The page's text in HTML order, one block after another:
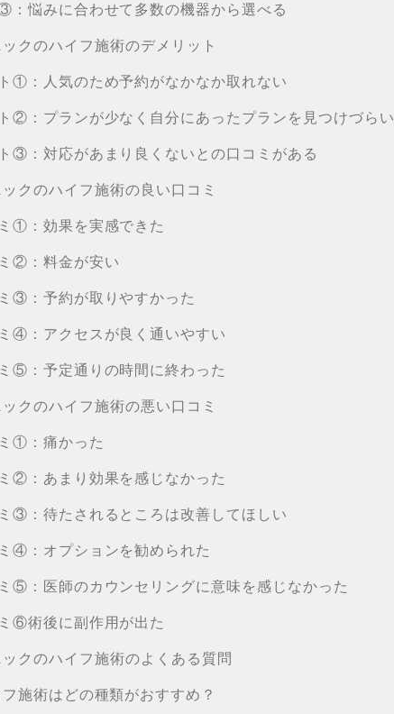
：悩みに合わせて多数の機器から選べる
クのハイフ施術のデメリット
①：人気のため予約がなかなか取れない
②：プランが少なく自分にあったプランを見つけづらい
③：対応があまり良くないとの口コミがある
クのハイフ施術の良い口コミ
①：効果を実感できた
②：料金が安い
③：予約が取りやすかった
④：アクセスが良く通いやすい
⑤：予定通りの時間に終わった
クのハイフ施術の悪い口コミ
①：痛かった
②：あまり効果を感じなかった
③：待たされるところは改善してほしい
④：オプションを勧められた
⑤：医師のカウンセリングに意味を感じなかった
⑥術後に副作用が出た
クのハイフ施術のよくある質問
施術はどの種類がおすすめ？